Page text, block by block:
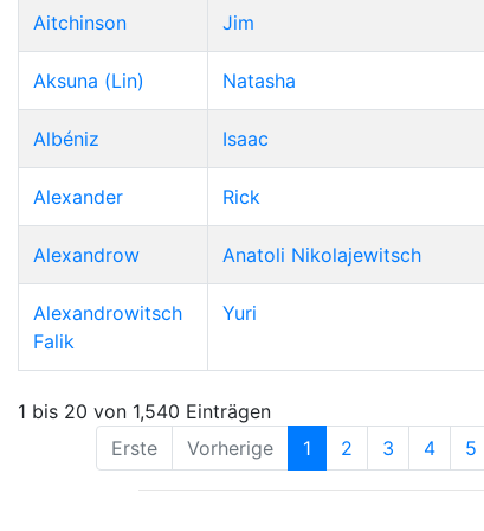
Aitchinson Jim
Aksuna (Lin) Natasha
Albéniz Isaac
Alexander Rick
Alexandrow Anatoli Nikolajewitsch
Alexandrowitsch
Falik
Yuri
1 bis 20 von 1,540 Einträgen
Erste
Vorherige 1 2 3 4 5